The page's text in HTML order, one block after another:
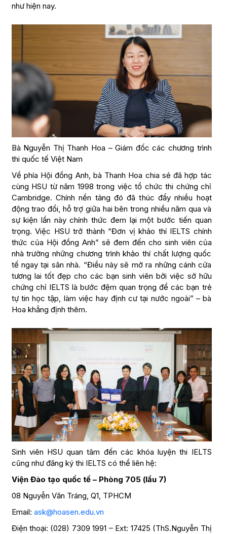
như hiện nay.
Bà Nguyễn Thị Thanh Hoa – Giám đốc các chương trình
thi quốc tế Việt Nam
Về phía Hội đồng Anh, bà Thanh Hoa chia sẻ đã hợp tác
cùng HSU từ năm 1998 trong việc tổ chức thi chứng chỉ
Cambridge. Chính nền tảng đó đã thúc đẩy nhiều hoạt
động trao đổi, hỗ trợ giữa hai bên trong nhiều năm qua và
sự kiện lần này chính thức đem lại một bước tiến quan
trọng. Việc HSU trở thành “Đơn vị khảo thí IELTS chính
thức của Hội đồng Anh” sẽ đem đến cho sinh viên của
nhà trường những chương trình khảo thí chất lượng quốc
tế ngay tại sân nhà. “Điều này sẽ mở ra những cánh cửa
tương lai tốt đẹp cho các bạn sinh viên bởi việc sở hữu
chứng chỉ IELTS là bước đệm quan trọng để các bạn trẻ
tự tin học tập, làm việc hay định cư tại nước ngoài” – bà
Hoa khẳng định thêm.
Sinh viên HSU quan tâm đến các khóa luyện thi IELTS
cũng như đăng ký thi IELTS có thể liên hệ:
Viện Đào tạo quốc tế – Phòng 705 (lầu 7)
08 Nguyễn Văn Tráng, Q1, TPHCM
Email: ask@hoasen.edu.vn
Điện thoại: (028) 7309 1991 – Ext: 17425 (ThS.Nguyễn Thị